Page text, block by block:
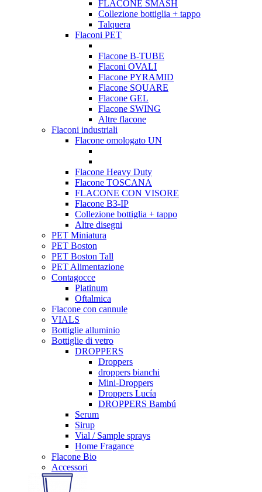
FLACONE SMASH
Collezione bottiglia + tappo
Talquera
Flaconi PET
Flacone B-TUBE
Flaconi OVALI
Flacone PYRAMID
Flacone SQUARE
Flacone GEL
Flacone SWING
Altre flacone
Flaconi industriali
Flacone omologato UN
Flacone Heavy Duty
Flacone TOSCANA
FLACONE CON VISORE
Flacone B3-IP
Collezione bottiglia + tappo
Altre disegni
PET Miniatura
PET Boston
PET Boston Tall
PET Alimentazione
Contagocce
Platinum
Oftalmica
Flacone con cannule
VIALS
Bottiglie alluminio
Bottiglie di vetro
DROPPERS
Droppers
droppers bianchi
Mini-Droppers
Droppers Lucía
DROPPERS Bambú
Serum
Sirup
Vial / Sample sprays
Home Fragance
Flacone Bio
Accessori